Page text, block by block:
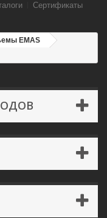
Сертификаты
EMAS